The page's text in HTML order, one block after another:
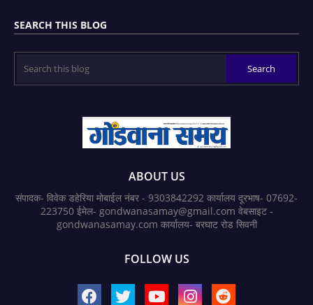
SEARCH THIS BLOG
ABOUT US
संपादक- विवेक डहेरिया मोबाईल नंबर - 9303842292 कार्यालय दूरभाष- 07692-
223750 ईमेल- gondwanasamay@gmail.com वेबसाइट -
gondwanasamay.com कार्यालय- बरघाट रोड सिवनी
FOLLOW US